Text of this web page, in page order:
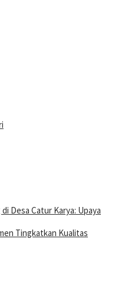
Desa Catur Karya: Upaya
Tingkatkan Kualitas